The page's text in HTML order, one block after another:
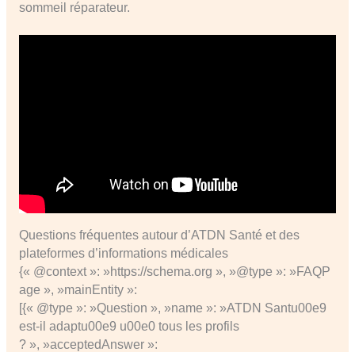
sommeil réparateur.
Questions fréquentes autour d’ATDN Santé et des
plateformes d’informations médicales
{« @context »: »https://schema.org », »@type »: »FAQP
age », »mainEntity »:
[{« @type »: »Question », »name »: »ATDN Santu00e9
est-il adaptu00e9 u00e0 tous les profils
? », »acceptedAnswer »: